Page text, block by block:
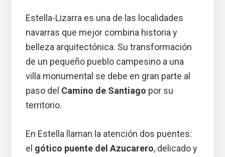
Estella-Lizarra es una de las localidades
navarras que mejor combina historia y
belleza arquitectónica. Su transformación
de un pequeño pueblo campesino a una
villa monumental se debe en gran parte al
paso del Camino de Santiago por su
territorio.
En Estella llaman la atención dos puentes:
el gótico puente del Azucarero, delicado y